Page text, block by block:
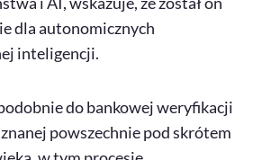
dla autonomicznych
inteligencji.
do bankowej weryfikacji
powszechnie pod skrótem